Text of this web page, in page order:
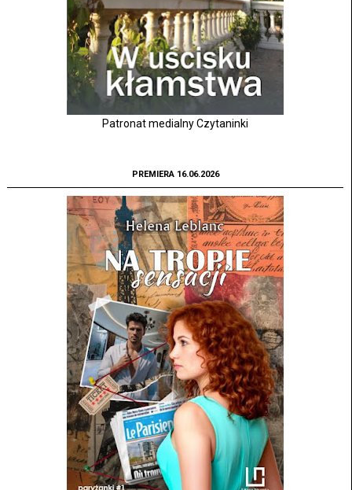
Patronat medialny Czytaninki
PREMIERA 16.06.2026